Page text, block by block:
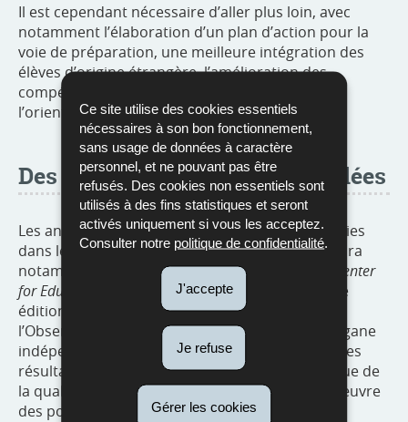
Ce site utilise des cookies essentiels
nécessaires à son bon fonctionnement,
sans usage de données à caractère
personnel, et ne pouvant pas être
refusés. Des cookies non essentiels sont
utilisés à des fins statistiques et seront
activés uniquement si vous les acceptez.
Consulter notre politique de confidentialité
J'accepte
Je refuse
Gérer les cookies
Il est cependant nécessaire d’aller plus loin, avec
notamment l’élaboration d’un plan d’action pour la
voie de préparation, une meilleure intégration des
élèves d’origine étrangère, l’amélioration des
compétences de lecture et de la qualité de
l’orientation scolaire.
Des études nationales plus ciblées
Les analyses tracées par PISA seront approfondies
dans le cadre d’études nationales ciblées. Il s’agira
notamment du
Bildungsbericht du Luxembourg Center
for Educational Testing
(LUCET), dont la prochaine
édition est prévue pour 2021. De même,
l’Observatoire national de la qualité scolaire, organe
indépendant du ministère, prendra en compte les
résultats de PISA dans son évaluation systémique de
la qualité du système scolaire et de la mise en œuvre
des politiques éducatives.